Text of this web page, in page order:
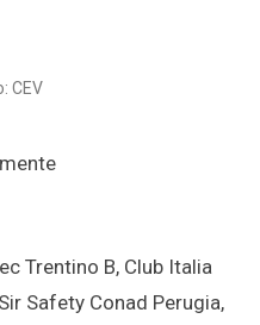
CEV
Trentino B, Club Italia
Sir Safety Conad Perugia,